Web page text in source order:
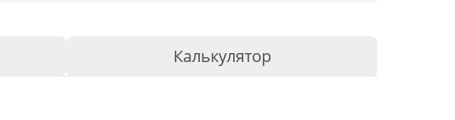
Калькулятор